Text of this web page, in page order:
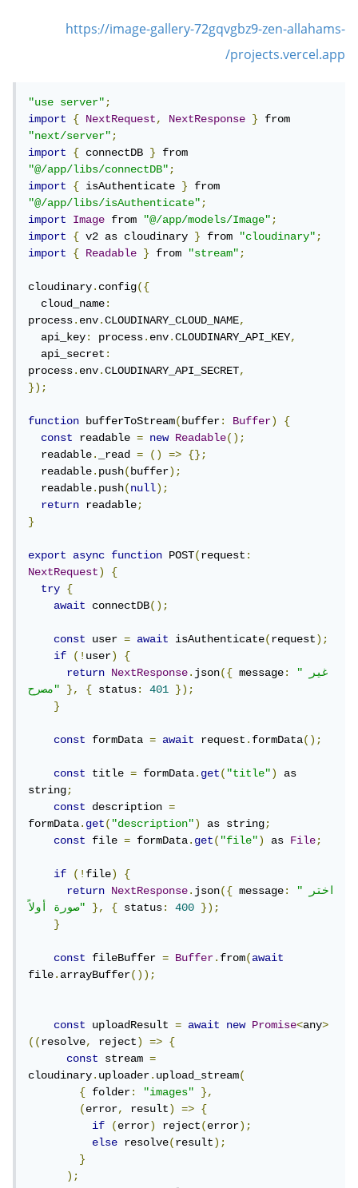
https://image-gallery-72gqvgbz9-zen-allahams-
projects.vercel.app/
"use server";
import
{ NextRequest, NextResponse }
"next/server";
import
{ connectDB }
"@/app/libs/connectDB";
import
{ isAuthenticate }
"@/app/libs/isAuthenticate";
import
Image from "@/app/models/Image";
import
{ v2 as cloudinary } from "cloudinary";
import
{ Readable } from "stream";
cloudinary.config({
  cloud_name
:
process.env.CLOUDINARY_CLOUD_NAME,
  api_key
: process.env.CLOUDINARY_API_KEY,
  api_secret
:
process.env.CLOUDINARY_API_SECRET,
});
function bufferToStream(buffer: Buffer)
{
const
readable = new Readable();
  readable
. _read = () =>
{};
  readable
.push(buffer);
  readable
.push(null);
return readable;
}
export async function POST(request:
NextRequest)
{
try
{
await
connectDB();
const user = await isAuthenticate(request);
if
(!user)
{
return
NextResponse.json({ message:
"غير
مصرح"
}, { status: 401
});
}
const formData = await request.formData();
const title = formData.get("title")
as
string;
const
description =
formData.get("description") as string;
const
file = formData.get("file") as File;
if (!file)
{
return
NextResponse.json({ message:
"اختر
صورة أولاً"
}, { status: 400
});
}
const fileBuffer = Buffer.from(await
file.arrayBuffer());
const uploadResult = await new Promise<any>
((resolve, reject) =>
{
const
stream =
cloudinary.uploader.upload_stream(
{ folder: "images"
},
(error, result) =>
{
if
(error) reject(error);
else resolve(result);
}
);